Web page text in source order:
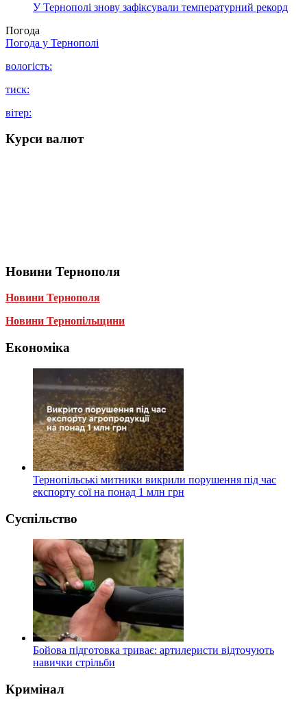
У Тернополі знову зафіксували температурний рекорд
Погода
Погода у Тернополі
вологість:
тиск:
вітер:
Курси валют
Новини Тернополя
Новини Тернополя
Новини Тернопільщини
Економіка
Тернопільські митники викрили порушення під час
експорту сої на понад 1 млн грн
Суспільство
Бойова підготовка триває: артилеристи відточують
навички стрільби
Кримінал